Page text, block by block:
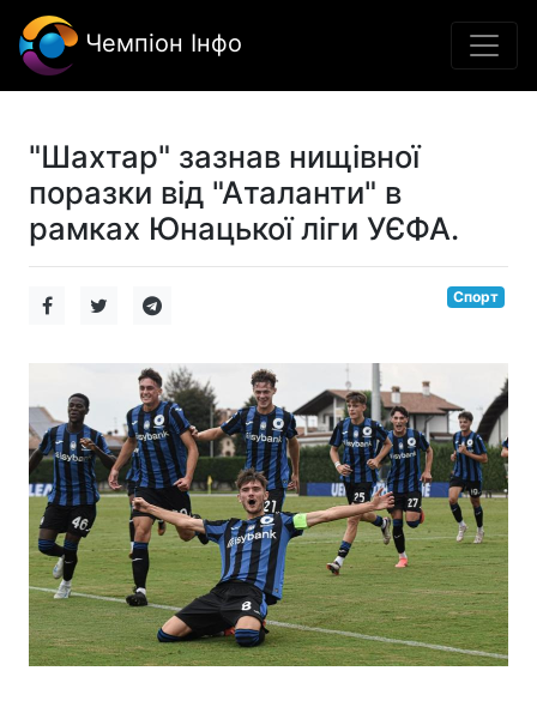
Чемпіон Інфо
"Шахтар" зазнав нищівної
поразки від "Аталанти" в
рамках Юнацької ліги УЄФА.
Спорт